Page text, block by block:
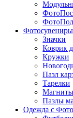
Фотоcувениры
Значки
Коврик
Кружки
Пазл
Тарелки
Магниты
Пазлы
Одежда с Фото